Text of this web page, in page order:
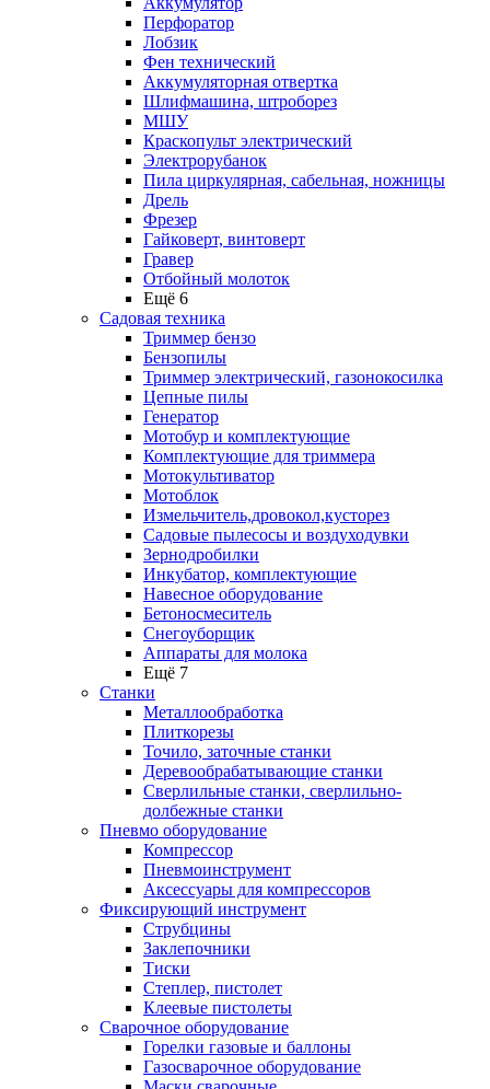
Перфоратор
Лобзик
Фен технический
Аккумуляторная отвертка
Шлифмашина, штроборез
МШУ
Краскопульт электрический
Электрорубанок
Пила циркулярная, сабельная, ножницы
Дрель
Фрезер
Гайковерт, винтоверт
Гравер
Отбойный молоток
Ещё 6
Садовая техника
Триммер бензо
Бензопилы
Триммер электрический, газонокосилка
Цепные пилы
Генератор
Мотобур и комплектующие
Комплектующие для триммера
Мотокультиватор
Мотоблок
Измельчитель,дровокол,кусторез
Садовые пылесосы и воздуходувки
Зернодробилки
Инкубатор, комплектующие
Навесное оборудование
Бетоносмеситель
Снегоуборщик
Аппараты для молока
Ещё 7
Станки
Металлообработка
Плиткорезы
Точило, заточные станки
Деревообрабатывающие станки
Сверлильные станки, сверлильно-
долбежные станки
Пневмо оборудование
Компрессор
Пневмоинструмент
Аксессуары для компрессоров
Фиксирующий инструмент
Струбцины
Заклепочники
Тиски
Степлер, пистолет
Клеевые пистолеты
Сварочное оборудование
Горелки газовые и баллоны
Газосварочное оборудование